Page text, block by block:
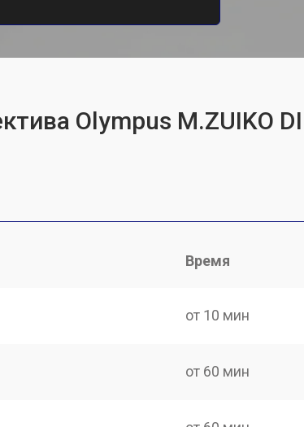
Olympus M.ZUIKO
Время
от 10 мин
от 60 мин